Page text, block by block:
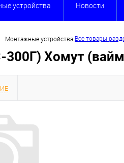
устройства Новости
Монтажные устройства Все товары
Хомут